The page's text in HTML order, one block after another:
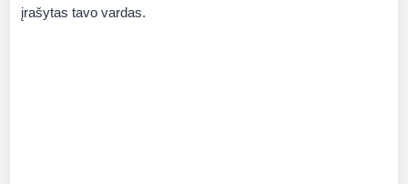
įrašytas tavo vardas.